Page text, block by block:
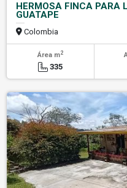
HERMOSA FINCA PARA
GUATAPE
Colombia
Área m2
335